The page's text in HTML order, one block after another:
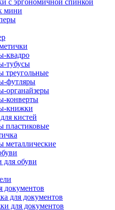
с эргономичной спинкой
мини
квадро
тубусы
треугольные
футляры
органайзеры
конверты
книжки
кистей
пластиковые
металлические
обуви
документов
для документов
для документов